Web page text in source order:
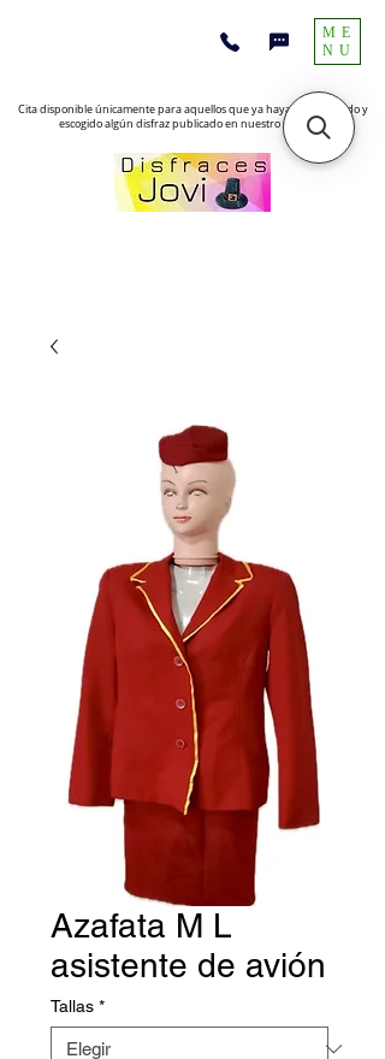
Cita disponible únicamente para aquellos que ya hayan encontrado y
escogido algún disfraz publicado en nuestro sitio web
ME
NU
Azafata M L
asistente de avión
Tallas *